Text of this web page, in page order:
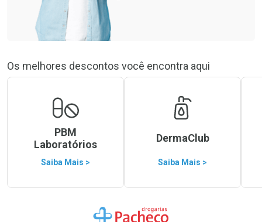
Os melhores descontos você encontra aqui
PBM
Laboratórios
Saiba Mais >
DermaClub
Saiba Mais >
Ir para a Home